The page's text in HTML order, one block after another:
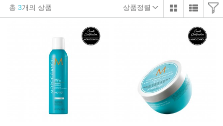
총 3개의 상품 상품정렬